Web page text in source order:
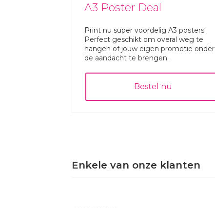
A3 Poster Deal
Print nu super voordelig A3 posters!
Perfect geschikt om overal weg te
hangen of jouw eigen promotie onder
de aandacht te brengen.
Bestel nu
Enkele van onze klanten